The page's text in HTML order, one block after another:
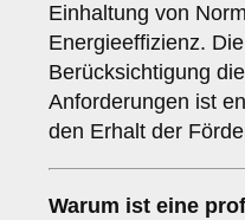
Einhaltung von
Energieeffizienz. Die
Berücksichtigung
Anforderungen ist
den Erhalt der
Warum ist eine